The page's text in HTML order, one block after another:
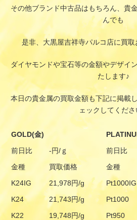
その他ブランド中古品はもちろん、貴
んでも
是非、大黒屋吉祥寺パルコ店に買
ダイヤモンドや宝石等の金額やデザイ
たします♪
本日の貴金属の買取金額も下記に掲載
ェックしてくだ
GOLD(金)
前日比
-円/ｇ 前日比
金種
買取価格 金種
K24IG
21,978円/g Pt1000IG
K24
21,743円/g Pt1000
K22
19,748円/g Pt950